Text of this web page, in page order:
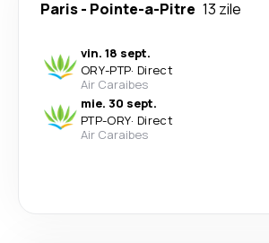
Paris- Pointe-a-Pitre 13 zile
vin. 18 sept.
ORY-PTP· Direct
Air Caraibes
mie. 30 sept.
PTP-ORY· Direct
Air Caraibes